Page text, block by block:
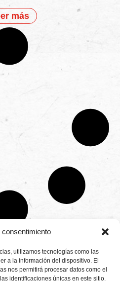
utilizamos tecnologías como las
a la información del dispositivo. El
nos permitirá procesar datos como el
identificaciones únicas en este sitio.
más
de
s/n
Moguer.
ESPAÑA.
Aviso legal
Política de
privacidad